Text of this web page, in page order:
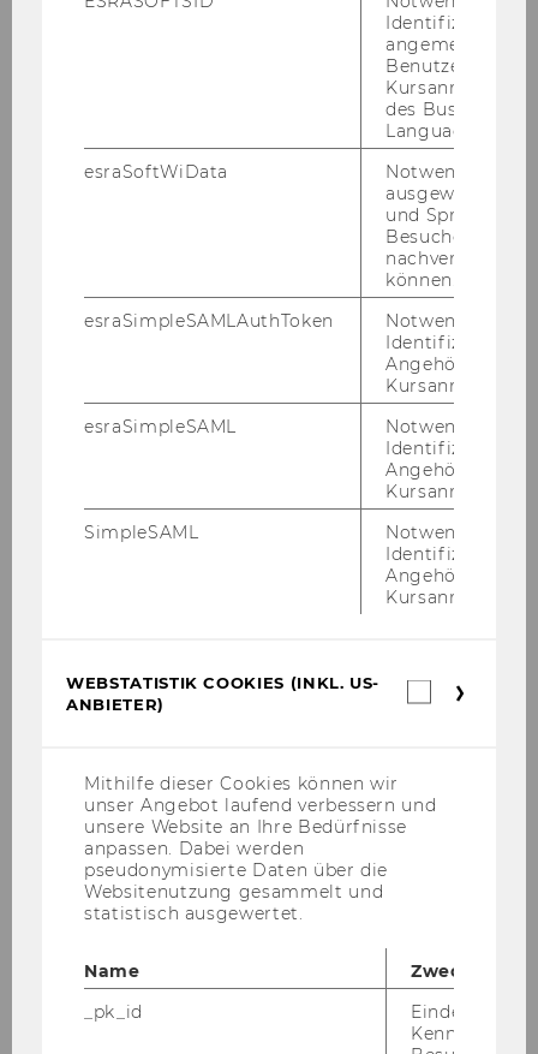
WU Tigers-Sportprogramm
Freifläche
© Pascal Riesinger
Identifizierung
angemeldeten
Benutzers im
des Business
Language
esraSoftWiData
Notwendig um
ausgewählte
und
Besuchers
nachverfolgen
können.
esraSimpleSAMLAuthToken
Notwendig zur
Identifizierung
Angehörige/r für
Kursanmeldung.
esraSimpleSAML
Notwendig zur
Identifizierung
Angehörige/r für
Kursanmeldung.
SimpleSAML
Notwendig zur
Identifizierung
Angehörige/r für
Kursanmeldung.
WEBSTATISTIK COOKIES (INKL. US-
ANBIETER)
Mithilfe dieser Cookies können wir
unser Angebot laufend verbessern und
unsere Website an Ihre Bedürfnisse
anpassen. Dabei werden
pseudonymisierte Daten über die
Websitenutzung gesammelt und
statistisch ausgewertet.
Name
Zweck
_pk_id
Eindeutige